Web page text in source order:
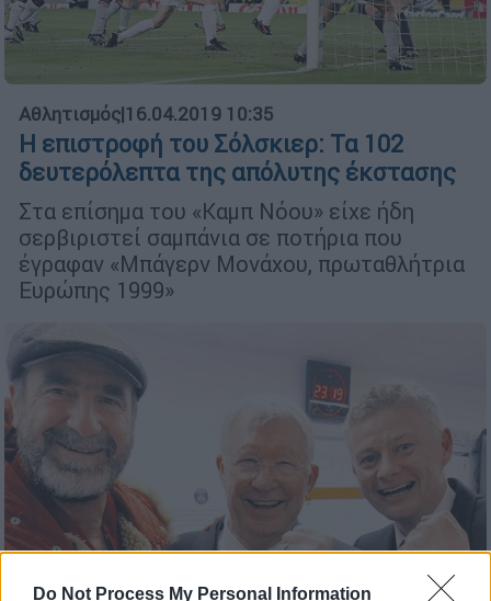
Do Not Process My Personal Information
Αθλητισμός|16.04.2019 10:35
Η επιστροφή του Σόλσκιερ: Τα 102
δευτερόλεπτα της απόλυτης έκστασης
Στα επίσηµα του «Καµπ Νόου» είχε ήδη
σερβιριστεί σαµπάνια σε ποτήρια που
έγραφαν «Μπάγερν Μονάχου, πρωταθλήτρια
Ευρώπης 1999»